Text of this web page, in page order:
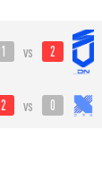
1 vs 2
2 vs 0